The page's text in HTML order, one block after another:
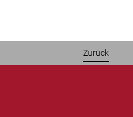
Zurück